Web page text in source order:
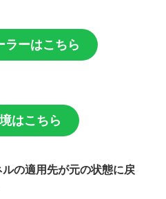
ラーはこちら
はこちら
の適用先が元の状態に戻